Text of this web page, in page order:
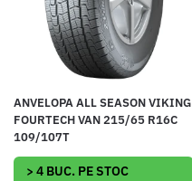
ANVELOPA ALL SEASON VIKING
FOURTECH VAN 215/65 R16C
109/107T
> 4 BUC. PE STOC